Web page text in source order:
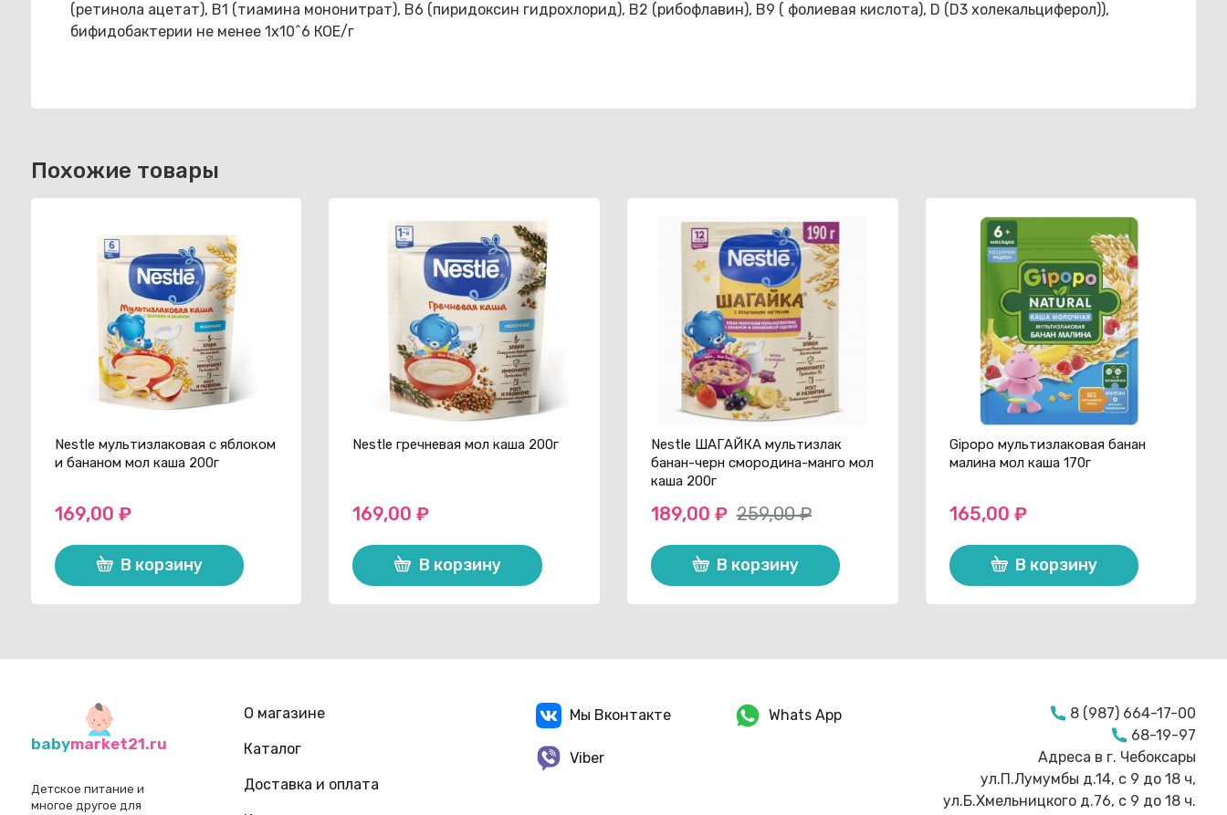
(ретинола ацетат), В1 (тиамина мононитрат), В6 (пиридоксин гидрохлорид), В2 (рибофлавин), B9 ( фолиевая кислота), D (D3 холекальциферол)),
бифидобактерии не менее 1х10^6 КОЕ/г
Похожие товары
Nestle мультизлаковая с яблоком
и бананом мол каша 200г
169,00 ₽
В корзину
Nestle гречневая мол каша 200г
169,00₽
В корзину
Nestle ШАГАЙКА мультизлак
банан-черн смородина-манго мол
каша 200г
259,00₽
Первоначальная
цена
составляла
259,00 ₽.
189,00 ₽
Текущая
цена:
189,00 ₽.
В корзину
Gipopo мультизлаковая банан
малина мол каша 170г
165,00 ₽
В корзину
babymarket21.ru
Детское питание и
многое другое для
О магазине
Каталог
Доставка и оплата
Мы Вконтакте Whats App
Viber
8 (987) 664-17-00
68-19-97
Адреса в г. Чебоксары
ул.П.Лумумбы д.14, с 9 до 18 ч,
ул.Б.Хмельницкого д.76, с 9 до 18 ч.